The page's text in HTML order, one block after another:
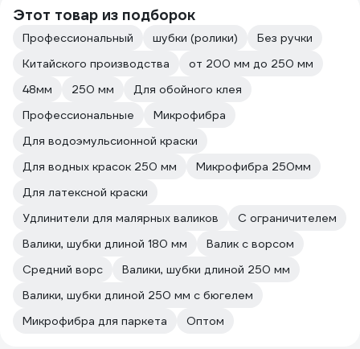
Этот товар из подборок
Профессиональный шубки (ролики)
Без ручки
Китайского производства
от 200 мм до 250 мм
48мм
250 мм
Для обойного клея
Профессиональные
Микрофибра
Для водоэмульсионной краски
Для водных красок 250 мм
Микрофибра 250мм
Для латексной краски
Удлинители для малярных валиков
С ограничителем
Валики, шубки длиной 180 мм
Валик с ворсом
Средний ворс
Валики, шубки длиной 250 мм
Валики, шубки длиной 250 мм с бюгелем
Микрофибра для паркета
Оптом